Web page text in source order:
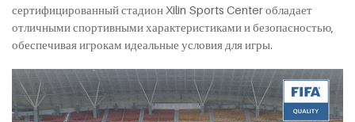
сертифицированный стадион Xilin Sports Center обладает
отличными спортивными характеристиками и безопасностью,
обеспечивая игрокам идеальные условия для игры.